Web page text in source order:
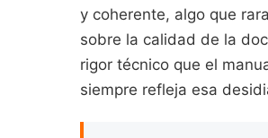
y coherente, algo que
sobre la calidad de la
rigor técnico que el
siempre refleja esa